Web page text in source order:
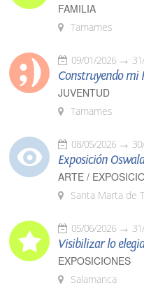
FAMILIA
Tamames
09/01/2026
Construyendo mi
JUVENTUD
Tamames
08/05/2026
Exposición
ARTE /
Santa Marta de
05/06/2026
Visibilizar lo
EXPOSICIONES
Salamanca